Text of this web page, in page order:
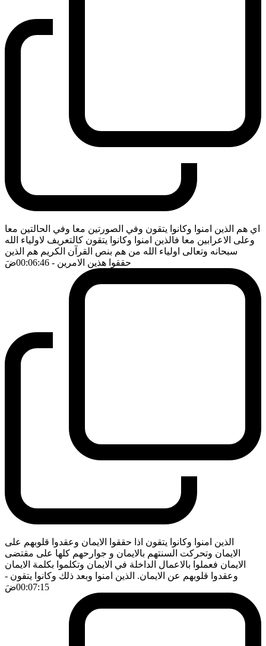
اي هم الذين امنوا وكانوا يتقون وفي الصورتين معا وفي الحالتين معا
وعلى الاعرابين معا فالذين امنوا وكانوا يتقون كالتعريف لاولياء الله
سبحانه وتعالى اولياء الله من هم بنص القرآن الكريم هم الذين
حققوا هذين الامرين - 00:06:46 ضَ
الذين امنوا وكانوا يتقون اذا حققوا الايمان وعقدوا قلوبهم على
الايمان وتحركت السنتهم بالايمان و جوارحهم كلها على مقتضى
الايمان فعملوا بالاعمال الداخلة في الايمان وتكلموا بكلمة الايمان
وعقدوا قلوبهم عن الايمان. الذين امنوا وبعد ذلك وكانوا يتقون -
00:07:15ضَ